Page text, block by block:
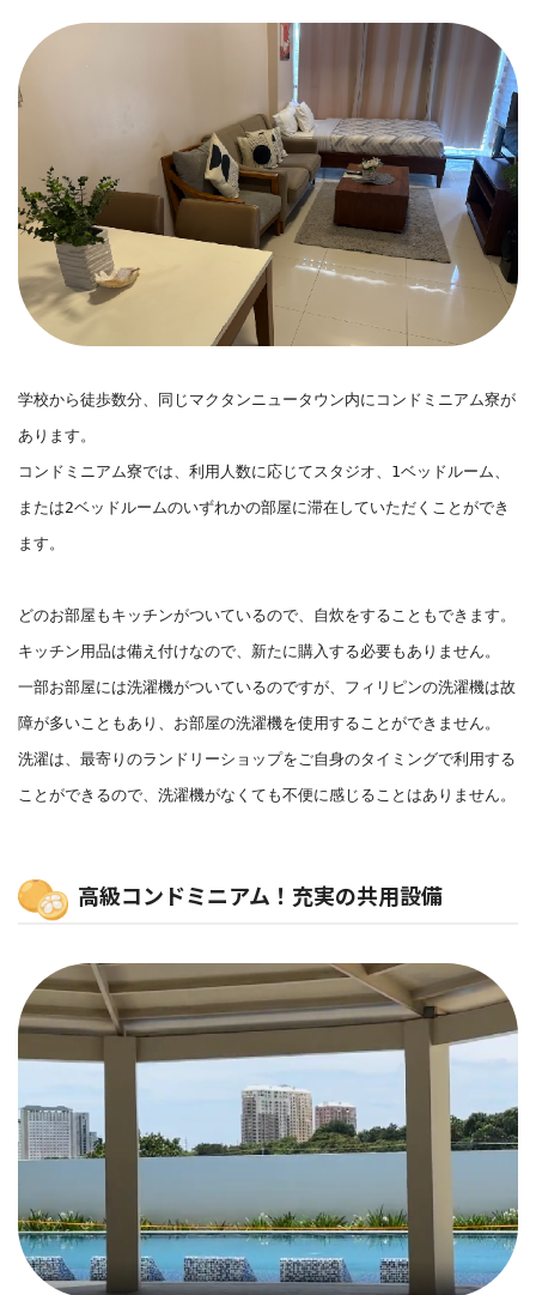
学校から徒歩数分、同じマクタンニュータウン内にコンドミニアム寮が
あります。
コンドミニアム寮では、利用人数に応じてスタジオ、1ベッドルーム、
または2ベッドルームのいずれかの部屋に滞在していただくことができ
ます。
どのお部屋もキッチンがついているので、自炊をすることもできます。
キッチン用品は備え付けなので、新たに購入する必要もありません。
一部お部屋には洗濯機がついているのですが、フィリピンの洗濯機は故
障が多いこともあり、お部屋の洗濯機を使用することができません。
洗濯は、最寄りのランドリーショップをご自身のタイミングで利用する
ことができるので、洗濯機がなくても不便に感じることはありません。
高級コンドミニアム！充実の共用設備